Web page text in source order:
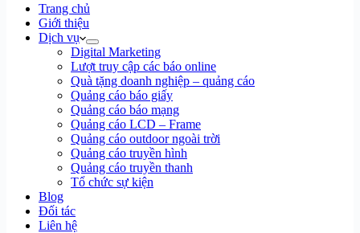
Trang chủ
Giới thiệu
Dịch vụ
Digital Marketing
Lượt truy cập các báo online
Quà tặng doanh nghiệp – quảng cáo
Quảng cáo báo giấy
Quảng cáo báo mạng
Quảng cáo LCD – Frame
Quảng cáo outdoor ngoài trời
Quảng cáo truyền hình
Quảng cáo truyền thanh
Tổ chức sự kiện
Blog
Đối tác
Liên hệ